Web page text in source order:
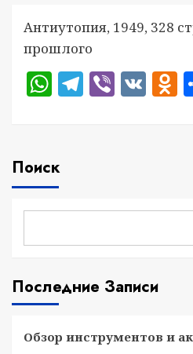
Антиутопия, 1949, 328
прошлого
WhatsApp
Viber
VK
Поиск
Последние Записи
Обзор инструментов и